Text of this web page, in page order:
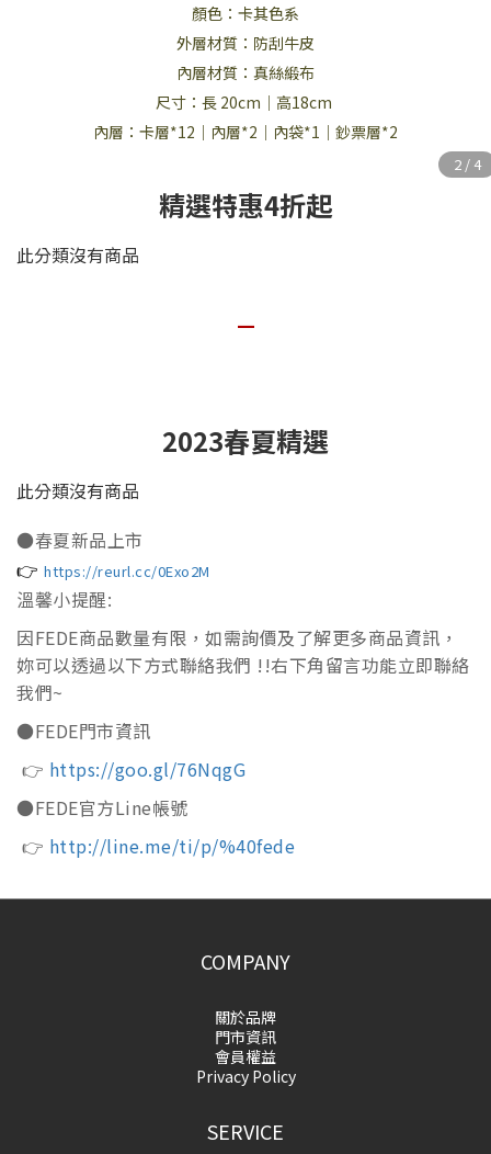
顏色：卡其色系
外層材質：防刮牛皮
內層材質：真絲緞布
尺寸：長 20cm｜高18cm
內層：卡層*12｜內層*2｜內袋*1｜鈔票層*2
精選特惠4折起
此分類沒有商品
—
2023春夏精選
此分類沒有商品
●春夏新品上市
👉 https://reurl.cc/0Exo2M
溫馨小提醒:
因FEDE商品數量有限，如需詢價及了解更多商品資訊，
妳可以透過以下方式聯絡我們 !!右下角留言功能立即聯絡
我們~
●FEDE門市資訊
👉 https://goo.gl/76NqgG
●FEDE官方Line帳號
👉 http://line.me/ti/p/%40fede
COMPANY
關於品牌
門市資訊
會員權益
Privacy Policy
SERVICE